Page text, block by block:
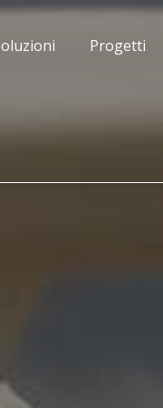
Progetti